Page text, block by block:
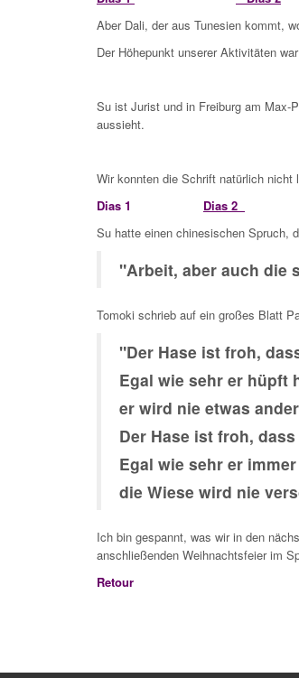
Aber Dali, der aus Tunesien kommt,
Der Höhepunkt unserer Aktivitäten
Su ist Jurist und in Freiburg am Max-
aussieht.
Wir konnten die Schrift natürlich nicht
Dias 1
Dias 2
Su hatte einen chinesischen Spruch,
"Arbeit, aber auch die
Tomoki schrieb auf ein großes Blatt
"Der Hase ist froh,
Egal wie sehr er hüpft
er wird nie etwas
Der Hase ist froh,
Egal wie sehr er
die Wiese wird nie
Ich bin gespannt, was wir in den
anschließenden Weihnachtsfeier im
Retour